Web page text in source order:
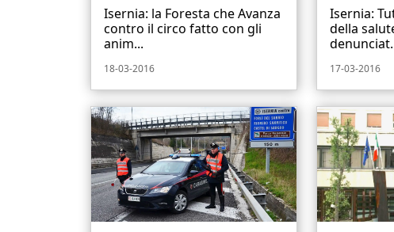
Isernia: la Foresta che Avanza
contro il circo fatto con gli
anim...
18-03-2016
Isernia:
della
17-03-2016